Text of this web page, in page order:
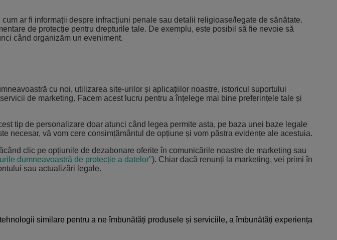
ar fi informații despre infracțiuni penale sau detalii religioase/legate de sănătate.
de protecție pentru drepturile tale. De exemplu, este posibil să fie nevoie să
când organizăm un eveniment.
cu noi, utilizarea site-urilor și aplicațiilor noastre, istoricul suportului
de marketing. Facem acest lucru pentru a înțelege mai bine preferințele tale și
tip de personalizare doar atunci când legea permite asta, pe baza unei baze legale
necesar, vă vom cere consimțământul de opțiune și vom păstra evidențe ale acestuia.
clic pe opțiunile de dezabonare oferite în comunicările noastre de marketing sau
dumneavoastră de protecție a datelor"). Chiar dacă renunți la marketing, vei primi în
sau actualizări legale.
similare pentru a ne îmbunătăți produsele și serviciile, a îmbunătăți experiența